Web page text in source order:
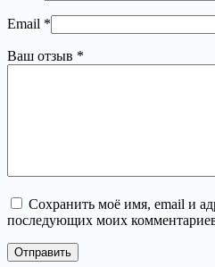
Email *
Ваш отзыв *
Сохранить моё имя, email и
последующих моих
Отправить